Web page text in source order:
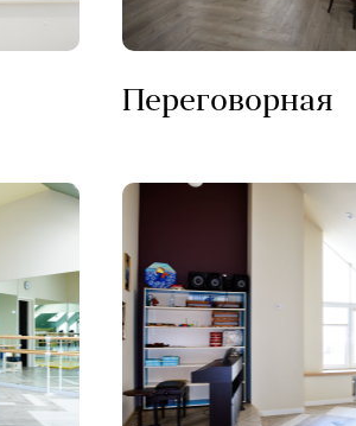
Переговорная